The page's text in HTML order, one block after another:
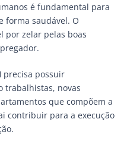
é fundamental para
forma saudável. O
por zelar pelas boas
precisa possuir
trabalhistas, novas
que compõem a
contribuir para a execução